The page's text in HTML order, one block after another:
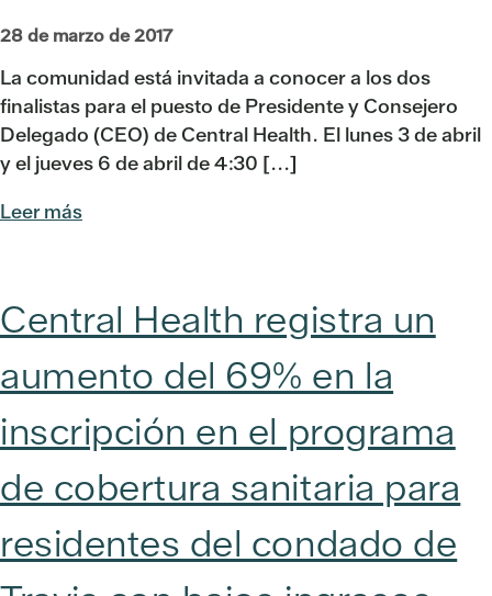
28 de marzo de 2017
La comunidad está invitada a conocer a los dos
finalistas para el puesto de Presidente y Consejero
Delegado (CEO) de Central Health. El lunes 3 de abril
y el jueves 6 de abril de 4:30 [...]
Leer más
Central Health registra un
aumento del 69% en la
inscripción en el programa
de cobertura sanitaria para
residentes del condado de